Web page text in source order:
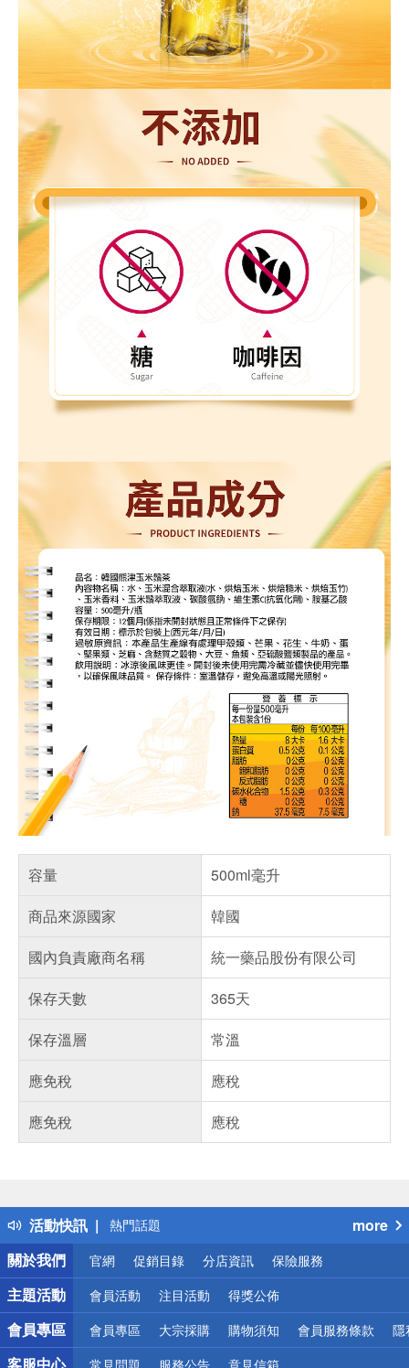
容量
500ml毫升
商品來源國家
韓國
國內負責廠商名稱
統一藥品股份有限公司
保存天數
365天
保存溫層
常溫
應免稅
應稅
應免稅
應稅
活動快訊
得獎公告
熱門話題
銀行優惠
偏遠地區配送
詐騙網頁！請小心！
more
關於我們
官網 促銷目錄 分店資訊 保險服務
主題活動 會員活動 注目活動 得獎公佈
會員專區 會員專區 大宗採購 購物須知 會員服務條款 隱
常見問題 服務公告 意見信箱